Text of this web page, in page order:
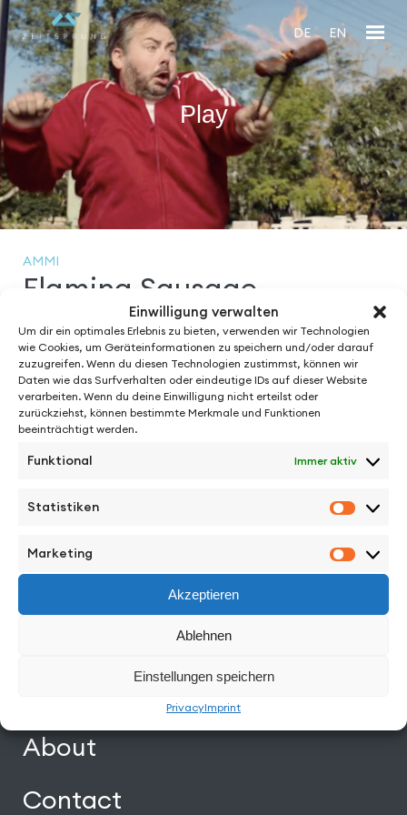
Einwilligung verwalten
Um dir ein optimales Erlebnis zu bieten, verwenden wir Technologien
wie Cookies, um Geräteinformationen zu speichern und/oder darauf
zuzugreifen. Wenn du diesen Technologien zustimmst, können wir
Daten wie das Surfverhalten oder eindeutige IDs auf dieser Website
verarbeiten. Wenn du deine Einwilligung nicht erteilst oder
zurückziehst, können bestimmte Merkmale und Funktionen
beeinträchtigt werden.
Funktional Immer aktiv
Statistiken
Marketing
Akzeptieren
Ablehnen
Einstellungen speichern
PrivacyImprint
DE EN
Play
AMMI
Flaming Sausage
See More from
Facebook Instagram Back to Top
About
Contact